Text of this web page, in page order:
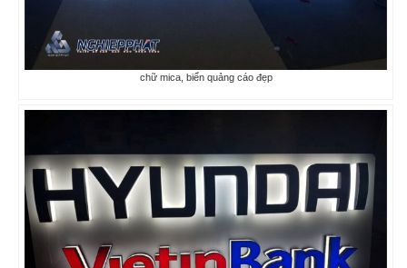
chữ mica, biển quảng cáo đẹp